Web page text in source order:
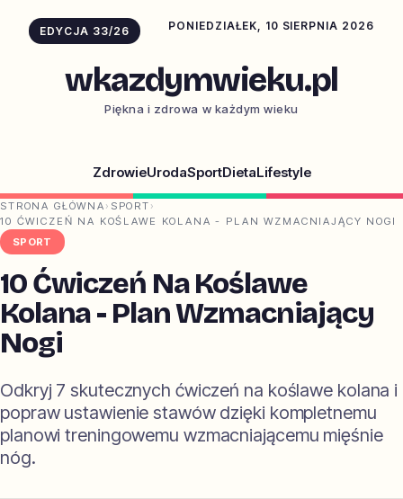
EDYCJA 33/26 PONIEDZIAŁEK, 10 SIERPNIA 2026
wkazdymwieku.pl
Piękna i zdrowa w każdym wieku
ZdrowieUrodaSportDietaLifestyle
STRONA GŁÓWNA › SPORT ›
10 ĆWICZEŃ NA KOŚLAWE KOLANA - PLAN WZMACNIAJĄCY NOGI
SPORT
10 Ćwiczeń Na Koślawe
Kolana - Plan Wzmacniający
Nogi
Odkryj 7 skutecznych ćwiczeń na koślawe kolana i
popraw ustawienie stawów dzięki kompletnemu
planowi treningowemu wzmacniającemu mięśnie
nóg.